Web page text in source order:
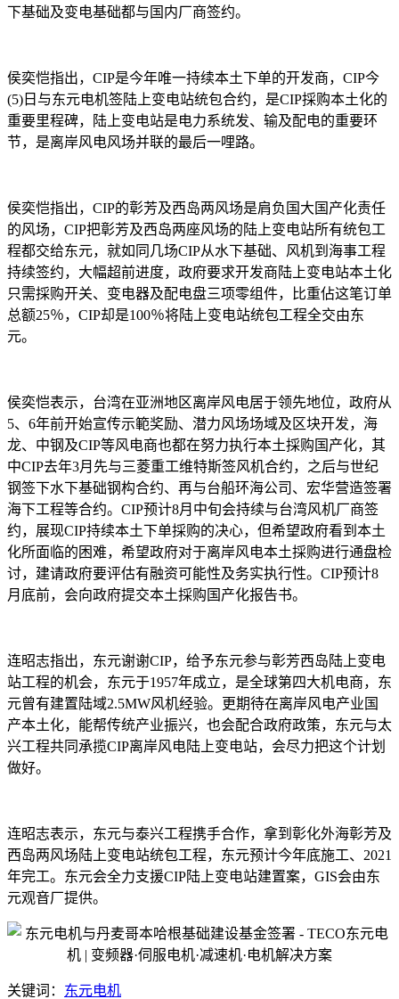
下基础及变电基础都与国内厂商签约。
侯奕恺指出，CIP是今年唯一持续本土下单的开发商，CIP今
(5)日与东元电机签陆上变电站统包合约，是CIP採购本土化的
重要里程碑，陆上变电站是电力系统发、输及配电的重要环
节，是离岸风电风场并联的最后一哩路。
侯奕恺指出，CIP的彰芳及西岛两风场是肩负国大国产化责任
的风场，CIP把彰芳及西岛两座风场的陆上变电站所有统包工
程都交给东元，就如同几场CIP从水下基础、风机到海事工程
持续签约，大幅超前进度，政府要求开发商陆上变电站本土化
只需採购开关、变电器及配电盘三项零组件，比重佔这笔订单
总额25％，CIP却是100％将陆上变电站统包工程全交由东
元。
侯奕恺表示，台湾在亚洲地区离岸风电居于领先地位，政府从
5、6年前开始宣传示範奖励、潜力风场场域及区块开发，海
龙、中钢及CIP等风电商也都在努力执行本土採购国产化，其
中CIP去年3月先与三菱重工维特斯签风机合约，之后与世纪
钢签下水下基础钢构合约、再与台船环海公司、宏华营造签署
海下工程等合约。CIP预计8月中旬会持续与台湾风机厂商签
约，展现CIP持续本土下单採购的决心，但希望政府看到本土
化所面临的困难，希望政府对于离岸风电本土採购进行通盘检
讨，建请政府要评估有融资可能性及务实执行性。CIP预计8
月底前，会向政府提交本土採购国产化报告书。
连昭志指出，东元谢谢CIP，给予东元参与彰芳西岛陆上变电
站工程的机会，东元于1957年成立，是全球第四大机电商，东
元曾有建置陆域2.5MW风机经验。更期待在离岸风电产业国
产本土化，能帮传统产业振兴，也会配合政府政策，东元与太
兴工程共同承揽CIP离岸风电陆上变电站，会尽力把这个计划
做好。
连昭志表示，东元与泰兴工程携手合作，拿到彰化外海彰芳及
西岛两风场陆上变电站统包工程，东元预计今年底施工、2021
年完工。东元会全力支援CIP陆上变电站建置案，GIS会由东
元观音厂提供。
关键词： 东元电机